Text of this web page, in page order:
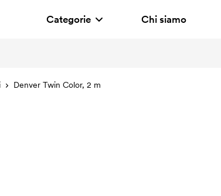
Categorie Chi siamo
Denver Twin Color, 2 m